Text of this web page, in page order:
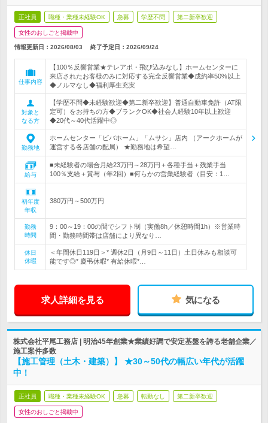
正社員 職種・業種未経験OK 急募 学歴不問 第二新卒歓迎
女性のおしごと掲載中
情報更新日：2026/08/03 終了予定日： 2026/09/24
仕事内容
【100％反響営業★テレアポ・飛び込みなし】ホームセンターに
来店されたお客様のみに対応する完全反響営業◆成約率50%以上
◆ノルマなし◆福利厚生充実
対象と
なる方
【学歴不問◆未経験歓迎◆第二新卒歓迎】普通自動車免許（AT限
定可）をお持ちの方◆ブランクOK◆社会人経験10年以上歓迎
◆20代～40代活躍中◎
勤務地
ホームセンター「ビバホーム」「ムサシ」店内 （アークホームが
運営する各店舗の配属） ★勤務地は希望…
給与
■未経験者の場合月給23万円～28万円＋各種手当＋残業手当
100％支給＋賞与（年2回）■何らかの営業経験者（目安：1…
初年度
年収
380万円～500万円
勤務
時間
9：00～19：00の間でシフト制（実働8h／休憩時間1h）※営業時
間・勤務時間帯は店舗により異なり…
休日
休暇
＜年間休日119日＞* 週休2日（月9日～11日）土日休みも相談可
能です◎* 慶弔休暇* 有給休暇*…
求人詳細を見る 気になる
株式会社平尾工務店 | 明治45年創業★業績好調で安定基盤を誇る老舗企業／
施工案件多数
【施工管理（土木・建築）】 ★30～50代の幅広い年代が活躍
中！
正社員 職種・業種未経験OK 急募 転勤なし 第二新卒歓迎
女性のおしごと掲載中